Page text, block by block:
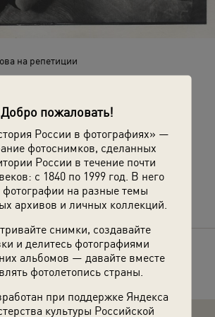
Добро пожаловать!
России в фотографиях» —
фотоснимков, сделанных
России в течение почти
с 1840 по 1999 год. В него
фотографии на разные темы
архивов и личных коллекций.
снимки, создавайте
и делитесь фотографиями
альбомов — давайте вместе
фотолетопись страны.
при поддержке Яндекса
культуры Российской
на репетиции
Максимова. "Самая молодая прима.
с этой фотографией.
друзьям об этом фото